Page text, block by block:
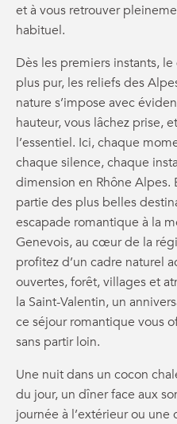
et à vous retrouver
habituel.
Dès les premiers instants,
plus pur, les reliefs des
nature s’impose avec
hauteur, vous lâchez prise,
l’essentiel. Ici, chaque
chaque silence, chaque
dimension en Rhône Alpes.
partie des plus belles
escapade romantique à la
Genevois, au cœur de la
profitez d’un cadre naturel
ouvertes, forêt, villages et
la Saint-Valentin, un
ce séjour romantique vous
sans partir loin.
Une nuit dans un cocon
du jour, un dîner face aux
journée à l’extérieur ou